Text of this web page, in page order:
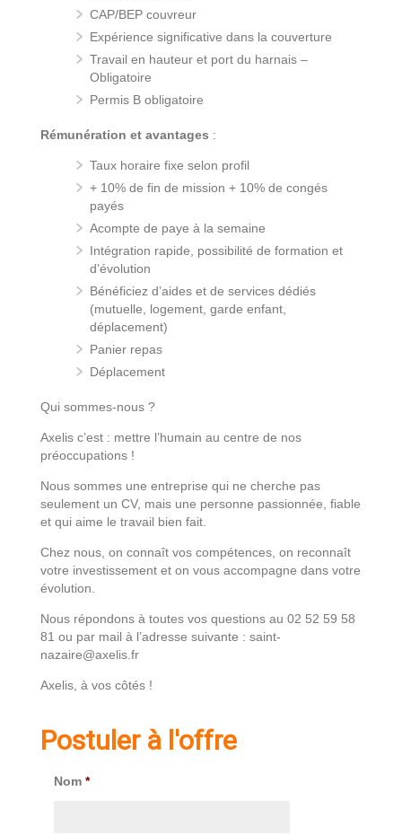
CAP/BEP couvreur
Expérience significative dans la couverture
Travail en hauteur et port du harnais –
Obligatoire
Permis B obligatoire
Rémunération et avantages :
Taux horaire fixe selon profil
+ 10% de fin de mission + 10% de congés
payés
Acompte de paye à la semaine
Intégration rapide, possibilité de formation et
d’évolution
Bénéficiez d’aides et de services dédiés
(mutuelle, logement, garde enfant,
déplacement)
Panier repas
Déplacement
Qui sommes-nous ?
Axelis c’est : mettre l’humain au centre de nos
préoccupations !
Nous sommes une entreprise qui ne cherche pas
seulement un CV, mais une personne passionnée, fiable
et qui aime le travail bien fait.
Chez nous, on connaît vos compétences, on reconnaît
votre investissement et on vous accompagne dans votre
évolution.
Nous répondons à toutes vos questions au 02 52 59 58
81 ou par mail à l’adresse suivante : saint-
nazaire@axelis.fr
Axelis, à vos côtés !
Postuler à l'offre
Nom *